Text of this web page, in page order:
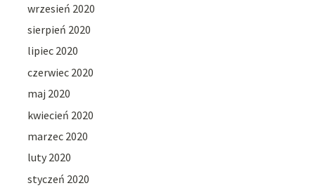
wrzesień 2020
sierpień 2020
lipiec 2020
czerwiec 2020
maj 2020
kwiecień 2020
marzec 2020
luty 2020
styczeń 2020